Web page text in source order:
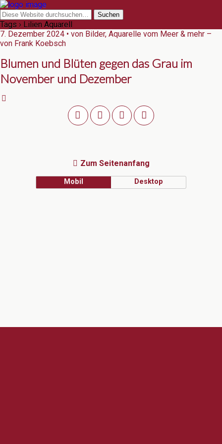
Tags › Lilien Aquarell
7. Dezember 2024 • von Bilder, Aquarelle vom Meer & mehr –
von Frank Koebsch
Blumen und Blüten gegen das Grau im
November und Dezember
Zum Seitenanfang
Mobil Desktop